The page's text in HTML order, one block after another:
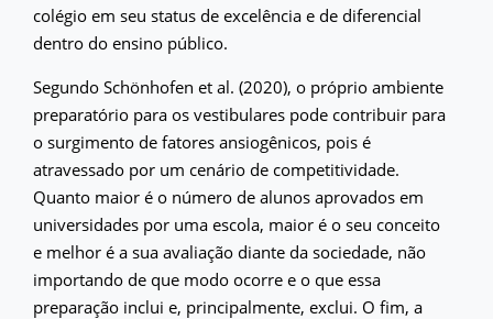
colégio em seu status de excelência e de diferencial
dentro do ensino público.
Segundo Schönhofen et al. (2020), o próprio ambiente
preparatório para os vestibulares pode contribuir para
o surgimento de fatores ansiogênicos, pois é
atravessado por um cenário de competitividade.
Quanto maior é o número de alunos aprovados em
universidades por uma escola, maior é o seu conceito
e melhor é a sua avaliação diante da sociedade, não
importando de que modo ocorre e o que essa
preparação inclui e, principalmente, exclui. O fim, a